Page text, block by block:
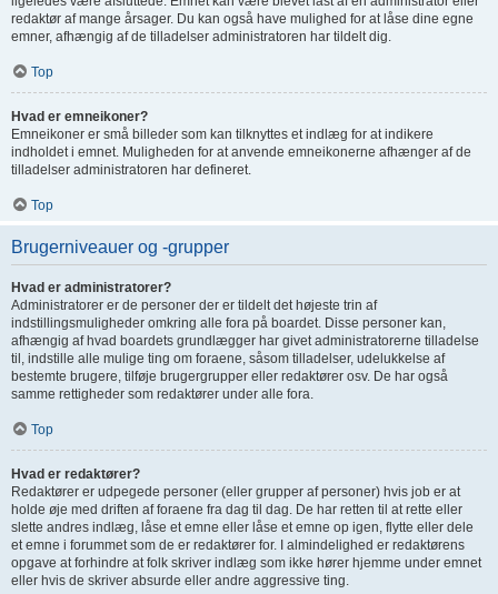
redaktør af mange årsager. Du kan også have mulighed for at låse dine egne
emner, afhængig af de tilladelser administratoren har tildelt dig.
Top
Hvad er emneikoner?
Emneikoner er små billeder som kan tilknyttes et indlæg for at indikere
indholdet i emnet. Muligheden for at anvende emneikonerne afhænger af de
tilladelser administratoren har defineret.
Top
Brugerniveauer og -grupper
Hvad er administratorer?
Administratorer er de personer der er tildelt det højeste trin af
indstillingsmuligheder omkring alle fora på boardet. Disse personer kan,
afhængig af hvad boardets grundlægger har givet administratorerne tilladelse
til, indstille alle mulige ting om foraene, såsom tilladelser, udelukkelse af
bestemte brugere, tilføje brugergrupper eller redaktører osv. De har også
samme rettigheder som redaktører under alle fora.
Top
Hvad er redaktører?
Redaktører er udpegede personer (eller grupper af personer) hvis job er at
holde øje med driften af foraene fra dag til dag. De har retten til at rette eller
slette andres indlæg, låse et emne eller låse et emne op igen, flytte eller dele
et emne i forummet som de er redaktører for. I almindelighed er redaktørens
opgave at forhindre at folk skriver indlæg som ikke hører hjemme under emnet
eller hvis de skriver absurde eller andre aggressive ting.